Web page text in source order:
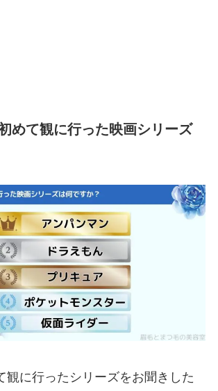
めて観に行った映画シリーズ
観に行ったシリーズをお聞きした